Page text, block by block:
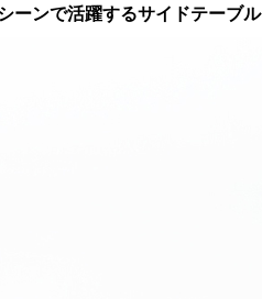
ーンで活躍するサイドテーブル